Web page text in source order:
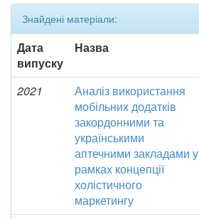
Знайдені матеріали:
Дата
випуску
Назва
2021
Аналіз використання
мобільних додатків
закордонними та
українськими
аптечними закладами у
рамках концепції
холістичного
маркетингу